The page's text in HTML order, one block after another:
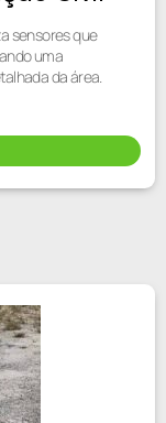
sensores que
uma
da área.